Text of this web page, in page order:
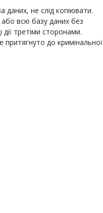
не слід копіювати.
всю базу даних без
третіми сторонами.
до кримінальної